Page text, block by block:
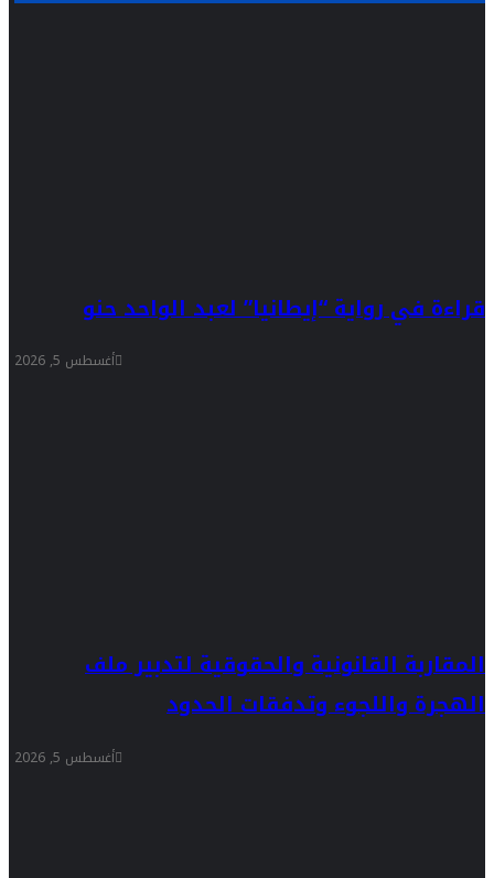
قراءة في رواية “إيطانيا” لعبد الواحد حنو
أغسطس 5, 2026
المقاربة القانونية والحقوقية لتدبير ملف
الهجرة واللجوء وتدفقات الحدود
أغسطس 5, 2026